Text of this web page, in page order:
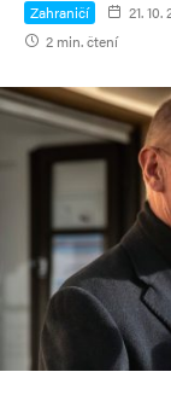
Zahraničí 21. 10.
2 min. čtení